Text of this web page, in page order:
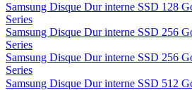
Samsung Disque Dur interne SSD 128
Series
Samsung Disque Dur interne SSD 256
Series
Samsung Disque Dur interne SSD 256
Series
Samsung Disque Dur interne SSD 512